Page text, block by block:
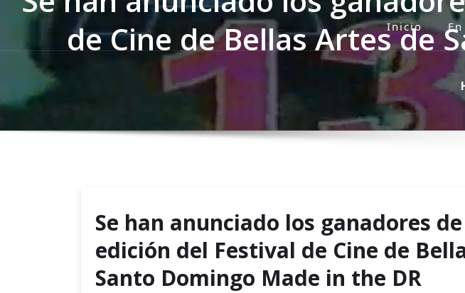
P
r
i
a
r
n
u
Inicio
de Cine de Bellas Artes de
Se han anunciado los ganadores
edición del Festival de Cine de
Santo Domingo Made in the DR